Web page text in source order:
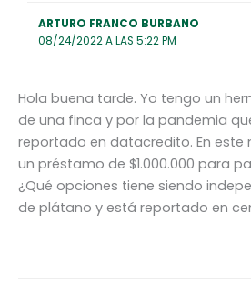
ARTURO FRANCO BURBANO
08/24/2022 A LAS 5:22 PM
Hola buena tarde. Yo tengo un
de una finca y por la pandemia
reportado en datacredito. En
un préstamo de $1.000.000 para
¿Qué opciones tiene siendo
de plátano y está reportado en